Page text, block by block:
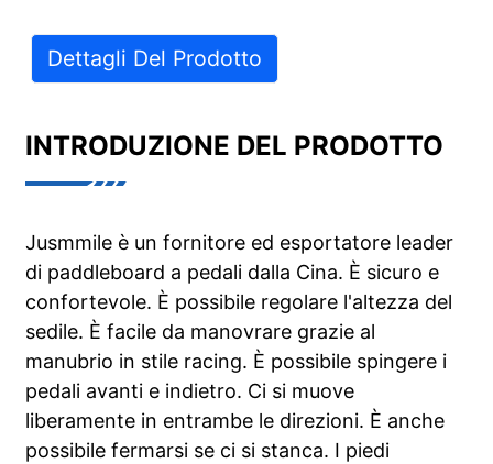
Dettagli Del Prodotto
INTRODUZIONE DEL PRODOTTO
Jusmmile è un fornitore ed esportatore leader
di paddleboard a pedali dalla Cina. È sicuro e
confortevole. È possibile regolare l'altezza del
sedile. È facile da manovrare grazie al
manubrio in stile racing. È possibile spingere i
pedali avanti e indietro. Ci si muove
liberamente in entrambe le direzioni. È anche
possibile fermarsi se ci si stanca. I piedi